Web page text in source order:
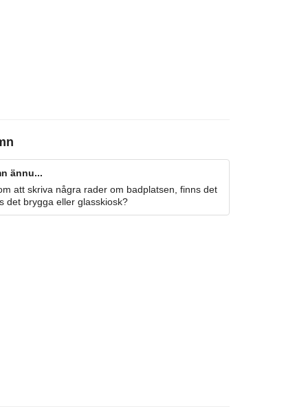
ännu...
att skriva några rader om badplatsen, finns det
det brygga eller glasskiosk?